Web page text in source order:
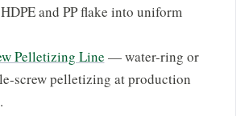
and PP flake into uniform
Pelletizing Line — water-ring or
screw pelletizing at production